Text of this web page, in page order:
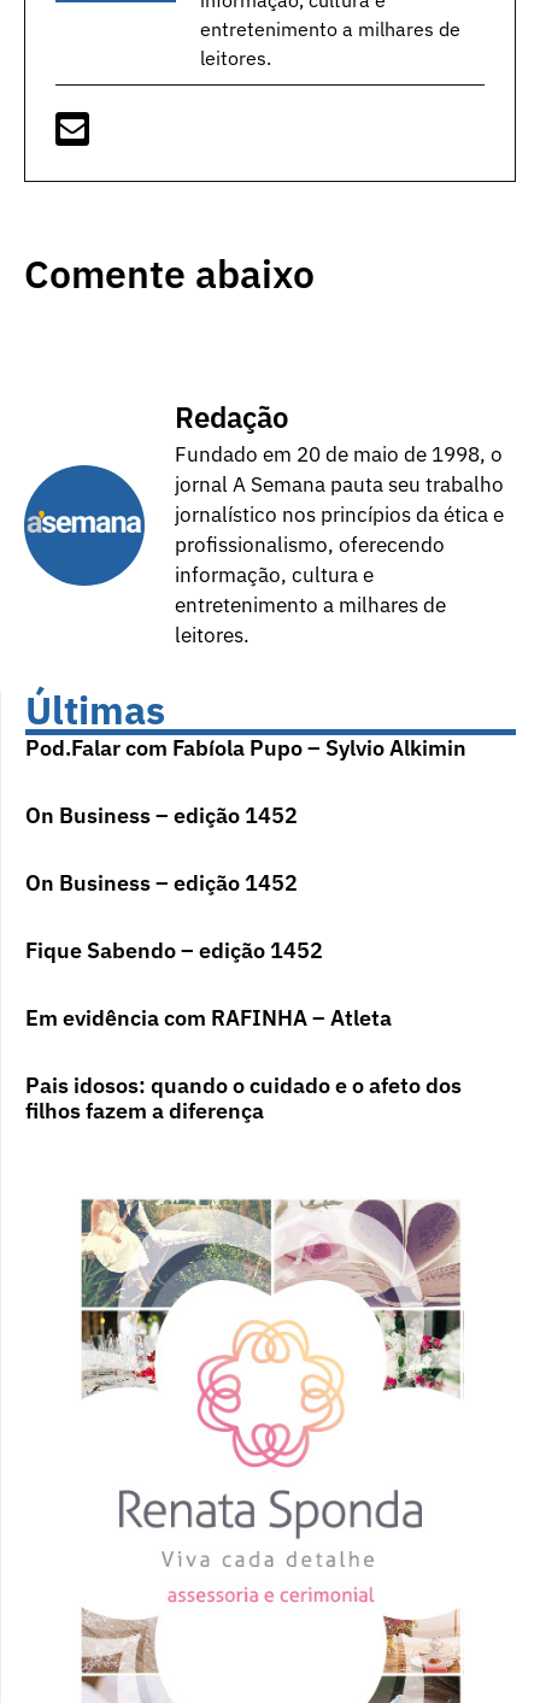
entretenimento a milhares de
leitores.
Comente abaixo
Redação
Fundado em 20 de maio de 1998, o
jornal A Semana pauta seu trabalho
jornalístico nos princípios da ética e
profissionalismo, oferecendo
informação, cultura e
entretenimento a milhares de
leitores.
Últimas
Pod.Falar com Fabíola Pupo – Sylvio Alkimin
On Business – edição 1452
On Business – edição 1452
Fique Sabendo – edição 1452
Em evidência com RAFINHA – Atleta
Pais idosos: quando o cuidado e o afeto dos
filhos fazem a diferença